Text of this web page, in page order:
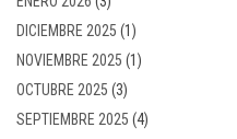
DICIEMBRE 2025 (1)
NOVIEMBRE 2025 (1)
OCTUBRE 2025 (3)
SEPTIEMBRE 2025 (4)